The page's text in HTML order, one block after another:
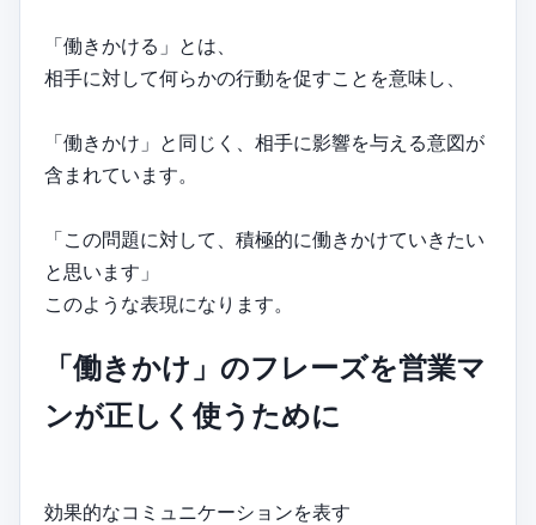
「働きかける」とは、
相手に対して何らかの行動を促すことを意味し、
「働きかけ」と同じく、相手に影響を与える意図が
含まれています。
「この問題に対して、積極的に働きかけていきたい
と思います」
このような表現になります。
「働きかけ」のフレーズを営業マ
ンが正しく使うために
効果的なコミュニケーションを表す